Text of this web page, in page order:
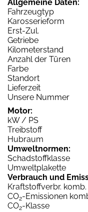
Allgemeine Daten:
Fahrzeugtyp
Karosserieform
Erst-Zul.
Getriebe
Kilometerstand
Anzahl der Türen
Farbe
Standort
Lieferzeit
Unsere Nummer
Motor:
kW / PS
Treibstoff
Hubraum
Umweltnormen:
Schadstoffklasse
Umweltplakette
Verbrauch und
Kraftstoffverbr. komb.
CO2-Emissionen
CO2-Klasse